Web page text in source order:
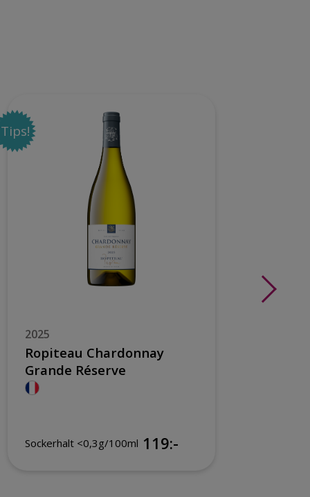
Tips!
2025
Ropiteau Chardonnay
Grande Réserve
Sockerhalt <0,3g/100ml 119:-